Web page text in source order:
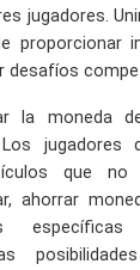
jugadores.
proporcionar
desafíos
la moneda
jugadores
que
ahorrar